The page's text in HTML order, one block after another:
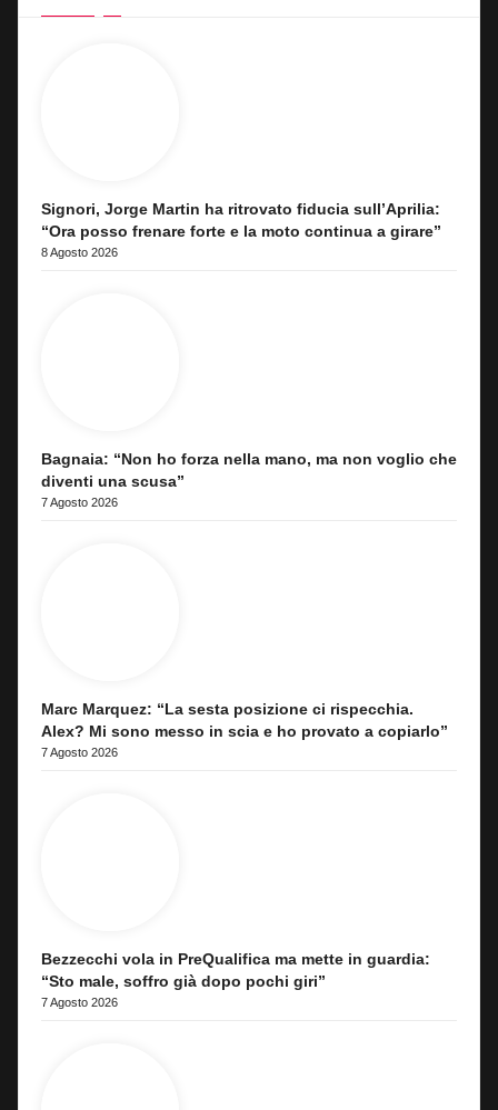
Signori, Jorge Martin ha ritrovato fiducia sull’Aprilia:
“Ora posso frenare forte e la moto continua a girare”
8 Agosto 2026
Bagnaia: “Non ho forza nella mano, ma non voglio che
diventi una scusa”
7 Agosto 2026
Marc Marquez: “La sesta posizione ci rispecchia.
Alex? Mi sono messo in scia e ho provato a copiarlo”
7 Agosto 2026
Bezzecchi vola in PreQualifica ma mette in guardia:
“Sto male, soffro già dopo pochi giri”
7 Agosto 2026